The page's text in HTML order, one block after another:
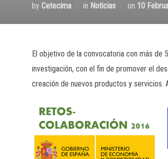
by Cetecima in Noticias on 10
El objetivo de la convocatoria con más de
investigación, con el fin de promover el
creación de nuevos productos y